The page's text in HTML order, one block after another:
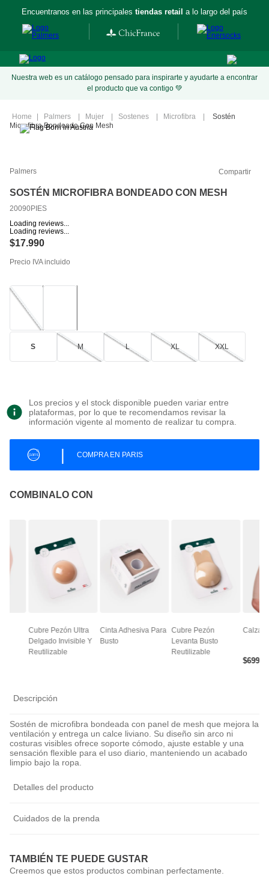
Encuentranos en las principales tiendas retail a lo largo del país
Nuestra web es un catálogo pensado para inspirarte y ayudarte a encontrar
el producto que va contigo 💚
Palmers Mujer Sostenes Microfibra
Sostén
Microfibra Bondeado Con Mesh
Palmers Compartir
SOSTÉN MICROFIBRA BONDEADO CON MESH
20090PIES
Loading reviews...
Loading reviews...
$17.990
Precio IVA incluido
S M L XL XXL
Los precios y el stock disponible pueden variar entre
plataformas, por lo que te recomendamos revisar la
información vigente al momento de realizar tu compra.
| COMPRA EN PARIS
COMBINALO CON
Cubre Pezón Ultra
Delgado Invisible Y
Reutilizable
Cinta Adhesiva Para
Busto
Cubre Pezón
Levanta Busto
Reutilizable
Calza
$6990
Descripción
Sostén de microfibra bondeada con panel de mesh que mejora la
ventilación y entrega un calce liviano. Su diseño sin arco ni
costuras visibles ofrece soporte cómodo, ajuste estable y una
sensación flexible para el uso diario, manteniendo un acabado
limpio bajo la ropa.
Detalles del producto
Cuidados de la prenda
TAMBIÉN TE PUEDE GUSTAR